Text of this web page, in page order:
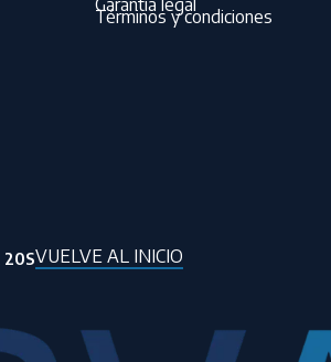
Garantía legal
Términos y condiciones
20SVUELVE AL INICIO